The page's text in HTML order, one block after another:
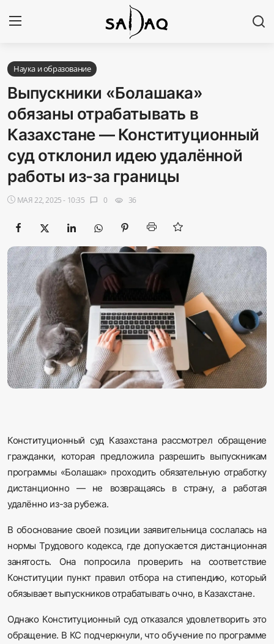
Авторизоваться
Главная
Наши контакты
Новости
Политика
Галерея
Экономика
Sadaq TV
Общество
Спорт
Мир
Наука и образование
Выпускники «Болашака»
обязаны отрабатывать в
Казахстане — Конституционный
суд отклонил идею удалённой
работы из-за границы
МАЯ 22, 2025 - 10:35 chat_bubble 0 visibility 36
Конституционный суд Казахстана рассмотрел обращение
гражданки, которая предложила разрешить выпускникам
программы «Болашак» проходить обязательную отработку
дистанционно — не возвращаясь в страну, а работая
удалённо из-за рубежа.
В обоснование своей позиции заявительница сослалась на
нормы Трудового кодекса, где допускается дистанционная
занятость. Она попросила проверить на соответствие
Конституции пункт правил отбора на стипендию, который
обязывает выпускников отрабатывать очно, в Казахстане.
Однако Конституционный суд отказался удовлетворить это
обращение. В КС подчеркнули, что обучение по программе